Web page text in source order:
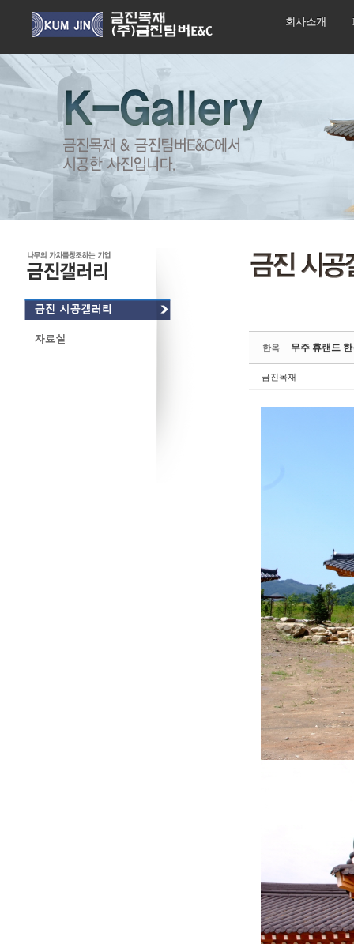
회사소개
한옥 무주 휴랜드
금진목재
Sketchbook5, 스케치북5
Sketchbook5, 스케치북5
Sketchbook5, 스케치북5
Sketchbook5, 스케치북5